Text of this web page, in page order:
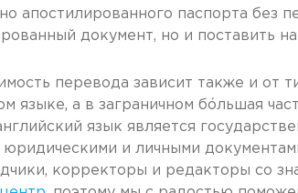
апостилированного паспорта
документ, но и поставить
перевода зависит также и от
языке, а в заграничном бóльшая
язык является
юридическими и личными
корректоры и редакторы со